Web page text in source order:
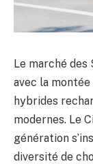
Le marché des
avec la
hybrides
modernes. Le
génération
diversité de